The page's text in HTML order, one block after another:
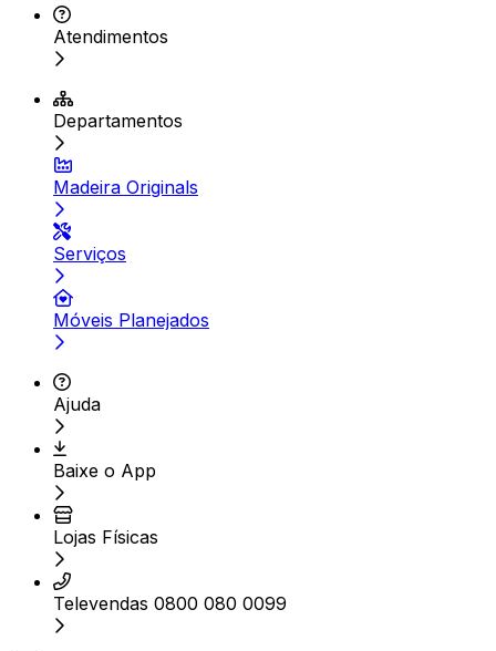
Atendimentos
Departamentos
Madeira Originals
Serviços
Móveis Planejados
Ajuda
Baixe o App
Lojas Físicas
Televendas 0800 080 0099